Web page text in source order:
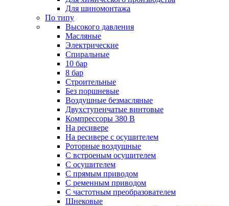
Для шиномонтажа
По типу
Высокого давления
Масляные
Электрические
Спиральные
10 бар
8 бар
Cтроительные
Без поршневые
Воздушные безмасляные
Двухступенчатые винтовые
Компрессоры 380 В
На ресивере
На ресивере с осушителем
Роторные воздушные
С встроеным осушителем
С осушителем
С прямым приводом
С ременным приводом
С частотным преобразователем
Шнековые